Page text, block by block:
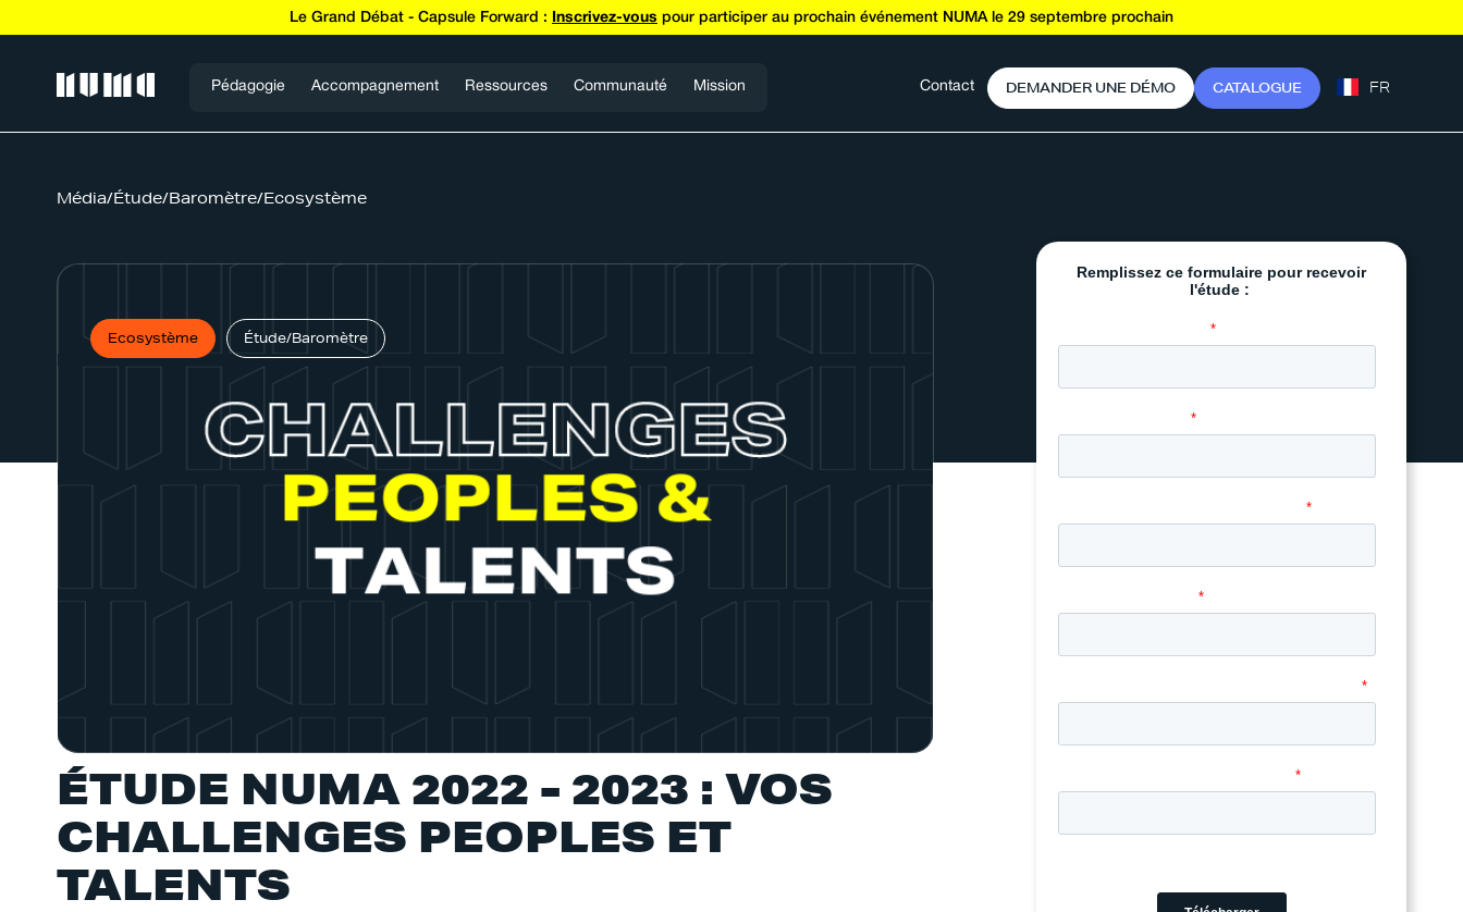
Le Grand Débat - Capsule Forward : Inscrivez-vous pour participer au prochain événement NUMA le 29 septembre prochain
Pédagogie Accompagnement Ressources Communauté Mission Contact DEMANDER UNE DÉMO CATALOGUE FR
Média/Étude/Baromètre/Ecosystème
Ecosystème Étude/Baromètre
ÉTUDE NUMA 2022 - 2023 : VOS
CHALLENGES PEOPLES ET
TALENTS